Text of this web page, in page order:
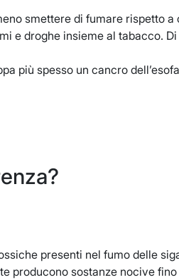
smettere di fumare rispetto
e droghe insieme al tabacco.
più spesso un cancro
presenti nel fumo delle
producono sostanze nocive